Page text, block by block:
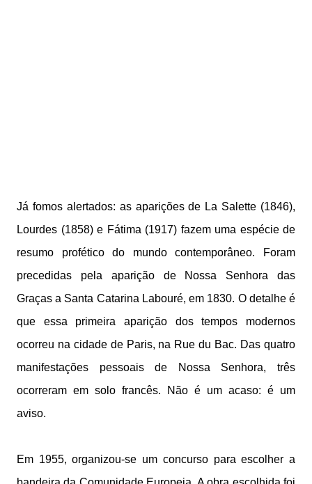
Já fomos alertados: as aparições de La Salette (1846),
Lourdes (1858) e Fátima (1917) fazem uma espécie de
resumo profético do mundo contemporâneo. Foram
precedidas pela aparição de Nossa Senhora das
Graças a Santa Catarina Labouré, em 1830. O detalhe é
que essa primeira aparição dos tempos modernos
ocorreu na cidade de Paris, na Rue du Bac. Das quatro
manifestações pessoais de Nossa Senhora, três
ocorreram em solo francês. Não é um acaso: é um
aviso.
Em 1955, organizou-se um concurso para escolher a